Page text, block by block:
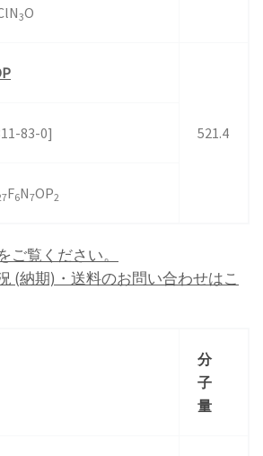
3O
521.4
83-0]
F6N7OP2
ご覧ください。
(納期)・送料のお問い合わせはこ
分
子
量